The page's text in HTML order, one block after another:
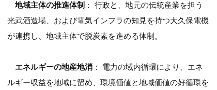
地域主体の推進体制 ： 行政と、地元の伝統産業を担う
光武酒造場、および電気インフラの知見を持つ大久保電機
が連携し、地域主体で脱炭素を進める体制。
エネルギーの地産地消 ： 電力の域内循環により、エネ
ルギー収益を地域に留め、環境価値と地域価値の好循環を